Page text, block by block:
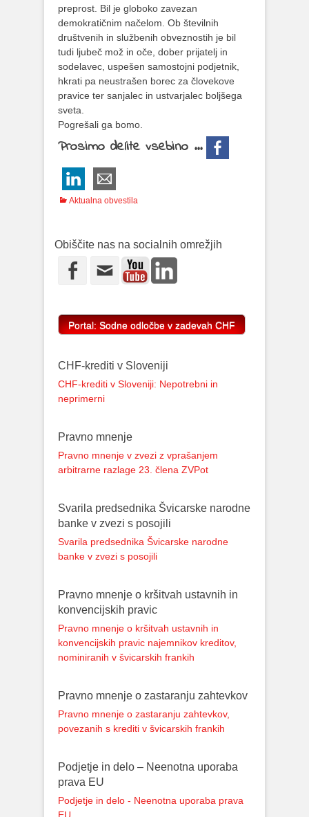
preprost. Bil je globoko zavezan
demokratičnim načelom. Ob številnih
društvenih in službenih obveznostih je bil
tudi ljubeč mož in oče, dober prijatelj in
sodelavec, uspešen samostojni podjetnik,
hkrati pa neustrašen borec za človekove
pravice ter sanjalec in ustvarjalec boljšega
sveta.
Pogrešali ga bomo.
Prosimo delite vsebino ...
Categories
Aktualna obvestila
Obiščite nas na socialnih omrežjih
FacebookEmail
YoutubeLinkedIn
CHF-krediti v Sloveniji
CHF-krediti v Sloveniji: Nepotrebni in
neprimerni
Pravno mnenje
Pravno mnenje v zvezi z vprašanjem
arbitrarne razlage 23. člena ZVPot
Svarila predsednika Švicarske narodne
banke v zvezi s posojili
Svarila predsednika Švicarske narodne
banke v zvezi s posojili
Pravno mnenje o kršitvah ustavnih in
konvencijskih pravic
Pravno mnenje o kršitvah ustavnih in
konvencijskih pravic najemnikov kreditov,
nominiranih v švicarskih frankih
Pravno mnenje o zastaranju zahtevkov
Pravno mnenje o zastaranju zahtevkov,
povezanih s krediti v švicarskih frankih
Podjetje in delo – Neenotna uporaba
prava EU
Podjetje in delo - Neenotna uporaba prava
EU